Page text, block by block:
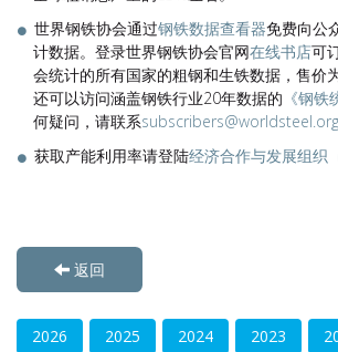
世界钢铁协会通过钢铁数据查看器免费向公
计数据。登录世界钢铁协会官网在线书店可
会统计的所有国家的粗钢和生铁数据，售价
还可以访问涵盖钢铁行业20年数据的 《钢铁
何疑问，请联系subscribers@worldsteel.org
获取产能利用率请登陆经济合作与发展组织
返回
2026 2025 2024 2023